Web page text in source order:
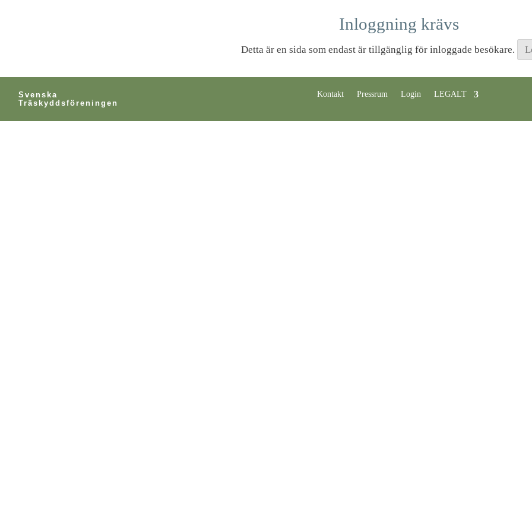
Inloggning krävs
Detta är en sida som endast är tillgänglig för inloggade besökare.
Svenska
Träskyddsföreningen
Kontakt Pressrum Login LEGALT